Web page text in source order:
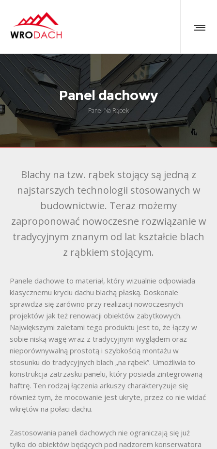
Panel dachowy
Panel Na Rąbek
Blachy na tzw. rąbek stojący są jedną z
najstarszych technologii stosowanych w
budownictwie. Teraz możemy
zaproponować nowoczesne rozwiązanie w
tradycyjnym znanym od lat kształcie blach
z rąbkiem stojącym.
Panele dachowe to materiał, który wizualnie odpowiada
klasycznemu kryciu dachu blachą płaską. Doskonale
sprawdza się zarówno przy realizacji nowoczesnych
projektów jak też renowacji obiektów zabytkowych.
Największymi zaletami tego produktu jest to, że łączy w
sobie niską wagę wraz z tradycyjnym wyglądem oraz
nieporównywalną prostotą i szybkością montażu w
stosunku do tradycyjnych blach „na rąbek”. Umożliwia to
konstrukcja zatrzasku panelu, który posiada zintegrowaną
haftrę. Ten rodzaj łączenia arkuszy charakteryzuje się
również tym, że mocowanie jest ukryte, przez co nie widać
wkrętów na połaci dachu.
Zastosowania paneli dachowych nie ograniczają się już
tylko do obiektów będących pod nadzorem konserwatora